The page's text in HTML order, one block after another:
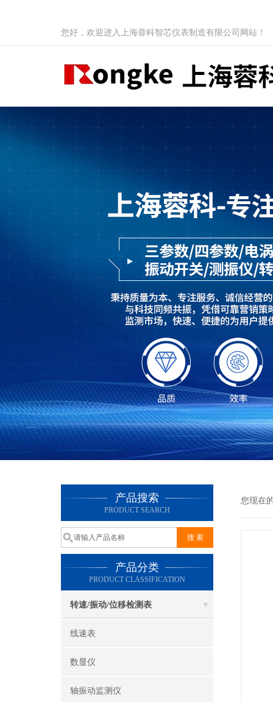
您好，欢迎进入上海蓉科智芯仪表制造有限公司网站！
产品搜索
PRODUCT SEARCH
产品分类
PRODUCT CLASSIFICATION
转速/振动/位移检测表
线速表
数显仪
轴振动监测仪
您现在